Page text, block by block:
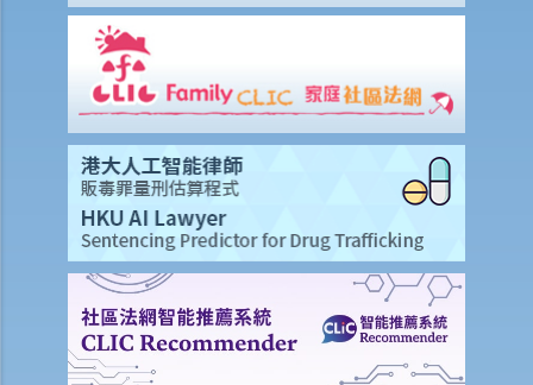
9. 假期年、共同假期年、按比例計算的年假是什麼？
10. 何時可以放年假？
11. 有什麼方式放年假？
12. 已累積但未放的年假應如何處理？
13. 僱員可以以工資代替年假嗎？
14. 年假期內適逢休息日或法定假日時該怎麼辦？
15. 僱主可以要求其僱員在累積年假的假期年之中放年假嗎？如果僱員
在累積年假的假期年中沒有放完該年累積的年假，僱主是否可以取消未
放的年假？
16. 如何計算疾病津貼？我在哪些情況下會獲得疾病津貼？
17. 老闆在我領取病假時開除了我，而我有一張有效的醫生證明書。他
有否觸犯法律？